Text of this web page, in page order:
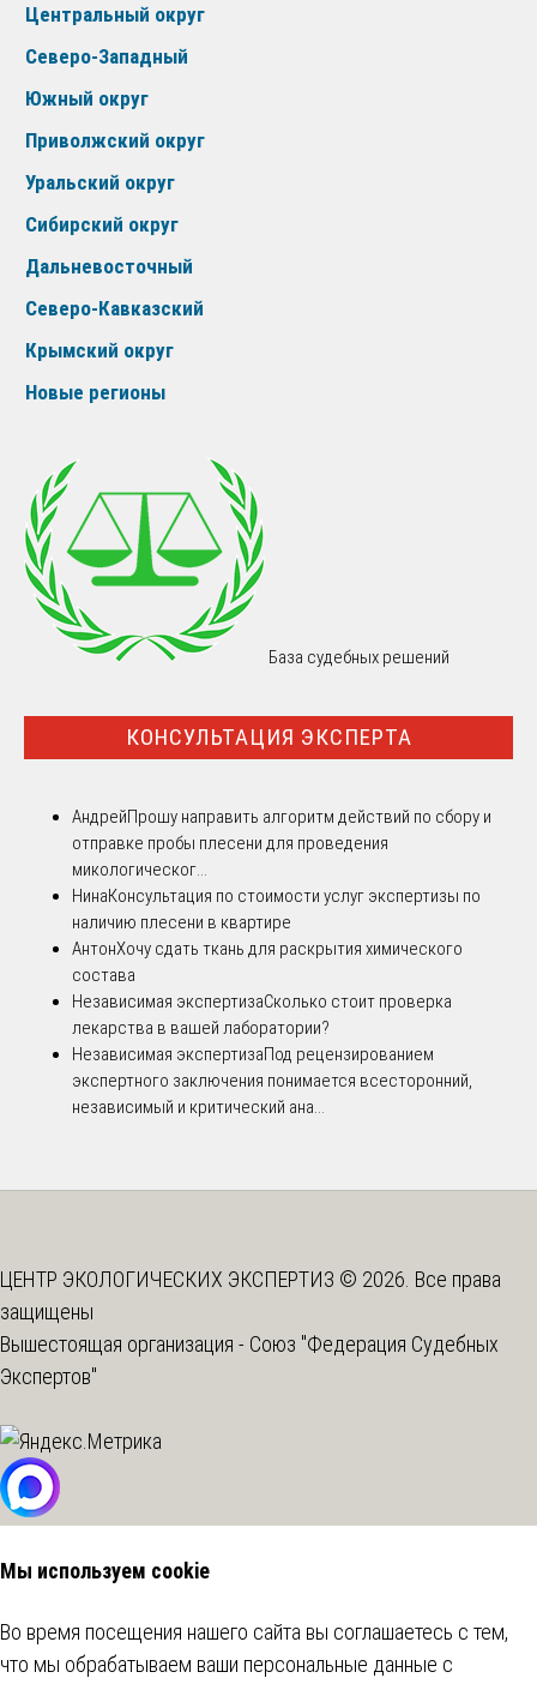
Центральный округ
Северо-Западный
Южный округ
Приволжский округ
Уральский округ
Сибирский округ
Дальневосточный
Северо-Кавказский
Крымский округ
Новые регионы
База судебных решений
КОНСУЛЬТАЦИЯ ЭКСПЕРТА
АндрейПрошу направить алгоритм действий по сбору и
отправке пробы плесени для проведения
микологическог...
НинаКонсультация по стоимости услуг экспертизы по
наличию плесени в квартире
АнтонХочу сдать ткань для раскрытия химического
состава
Независимая экспертизаСколько стоит проверка
лекарства в вашей лаборатории?
Независимая экспертизаПод рецензированием
экспертного заключения понимается всесторонний,
независимый и критический ана...
ЦЕНТР ЭКОЛОГИЧЕСКИХ ЭКСПЕРТИЗ © 2026. Все права
защищены
Вышестоящая организация - Союз "Федерация Судебных
Экспертов"
Мы используем cookie
Во время посещения нашего сайта вы соглашаетесь с тем,
что мы обрабатываем ваши персональные данные с